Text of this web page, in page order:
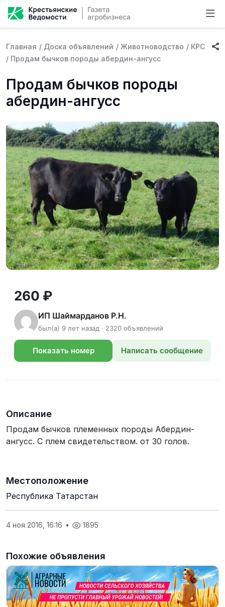
Главная / Доска объявлений / Животноводство / КРС
/ Продам бычков породы абердин-ангусс
Продам бычков породы
абердин-ангусс
260 ₽
ИП Шаймарданов Р.Н.
был(а) 9 лет назад · 2320 объявлений
Показать номер Написать сообщение
Описание
Продам бычков племенных породы Абердин-
ангусс. С плем свидетельством. от 30 голов.
Местоположение
Республика Татарстан
4 ноя 2016, 16:16 • 1895
Похожие объявления